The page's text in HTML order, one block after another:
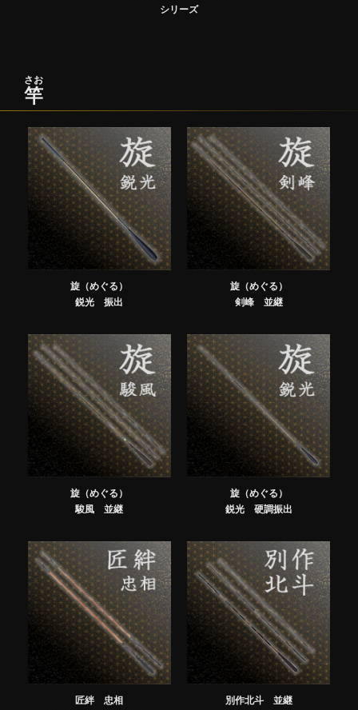
シリーズ
竿
さお
旋（めぐる）
鋭光 振出
旋（めぐる）
剣峰 並継
旋（めぐる）
駿風 並継
旋（めぐる）
鋭光 硬調振出
匠絆 忠相
別作北斗 並継